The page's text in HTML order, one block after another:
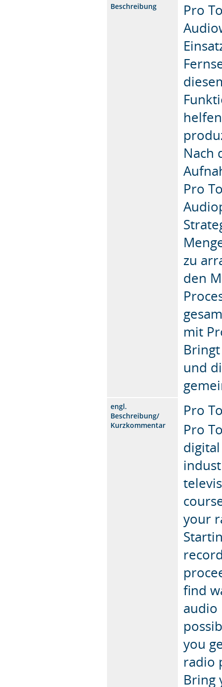
Beschreibung
Pro
Nach
Pro
zu
den
mit
und
engl.
Beschreibung/
Kurzkommentar
Pro
Pro
your
find
audio
you
radio
Bring